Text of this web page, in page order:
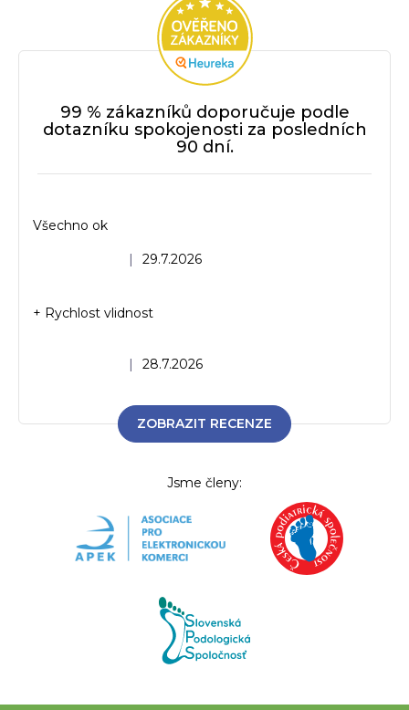
99 % zákazníků doporučuje podle
dotazníku spokojenosti za posledních
90 dní.
Hodnocení obchodu je 5 z 5 hvězdiček.
29.7.2026
Všechno ok
Hodnocení obchodu je 5 z 5 hvězdiček.
28.7.2026
+ Rychlost vlidnost
ZOBRAZIT RECENZE
Jsme členy: